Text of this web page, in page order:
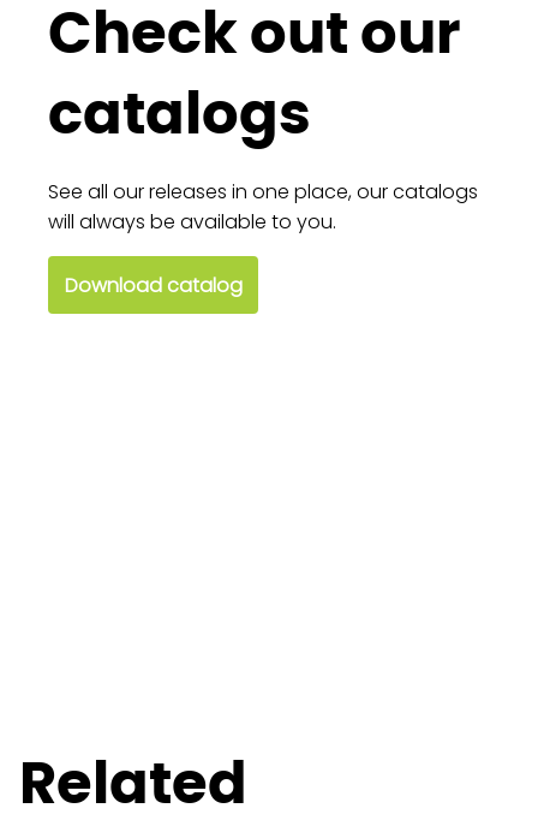
Check out our
catalogs
See all our releases in one place, our catalogs
will always be available to you.
Download catalog
Related